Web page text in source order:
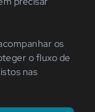
os
o fluxo de
nas